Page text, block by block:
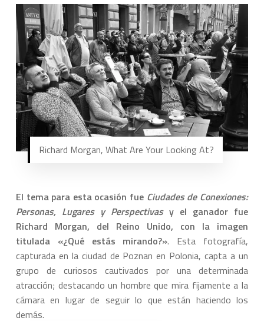
Richard Morgan, What Are Your Looking At?
El tema para esta ocasión fue Ciudades de Conexiones:
Personas, Lugares y Perspectivasy el ganador fue
Richard Morgan, del Reino Unido, con la imagen
titulada «¿Qué estás mirando?». Esta fotografía,
capturada en la ciudad de Poznan en Polonia, capta a un
grupo de curiosos cautivados por una determinada
atracción; destacando un hombre que mira fijamente a la
cámara en lugar de seguir lo que están haciendo los
demás.